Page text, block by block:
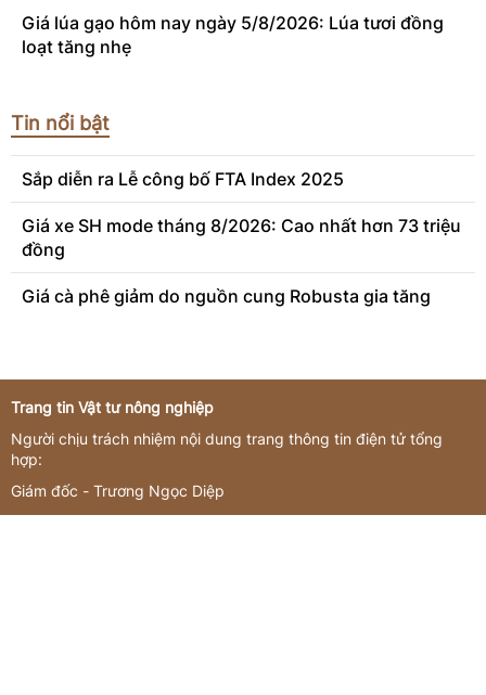
Giá lúa gạo hôm nay ngày 5/8/2026: Lúa tươi đồng
loạt tăng nhẹ
Tin nổi bật
Sắp diễn ra Lễ công bố FTA Index 2025
Giá xe SH mode tháng 8/2026: Cao nhất hơn 73 triệu
đồng
Giá cà phê giảm do nguồn cung Robusta gia tăng
Trang tin Vật tư nông nghiệp
Người chịu trách nhiệm nội dung trang thông tin điện tử tổng
hợp:
Giám đốc - Trương Ngọc Diệp